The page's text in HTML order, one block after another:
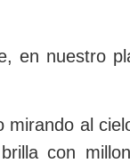
mirando al
con